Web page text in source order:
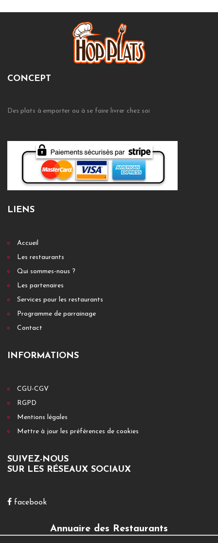
CONCEPT
Des plats à emporter ou à se faire livrer chez soi
LIENS
Accueil
Les restaurants
Qui sommes-nous ?
Les partenaires
Services pour les restaurants
Programme de parrainage
Contact
INFORMATIONS
CGU-CGV
RGPD
Mentions légales
Mettre à jour les préférences de cookies
SUIVEZ-NOUS
SUR LES RÉSEAUX SOCIAUX
facebook
Annuaire des Restaurants